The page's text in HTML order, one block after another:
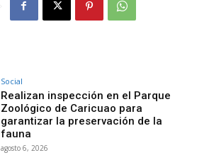
Social
Realizan inspección en el Parque
Zoológico de Caricuao para
garantizar la preservación de la
fauna
agosto 6, 2026